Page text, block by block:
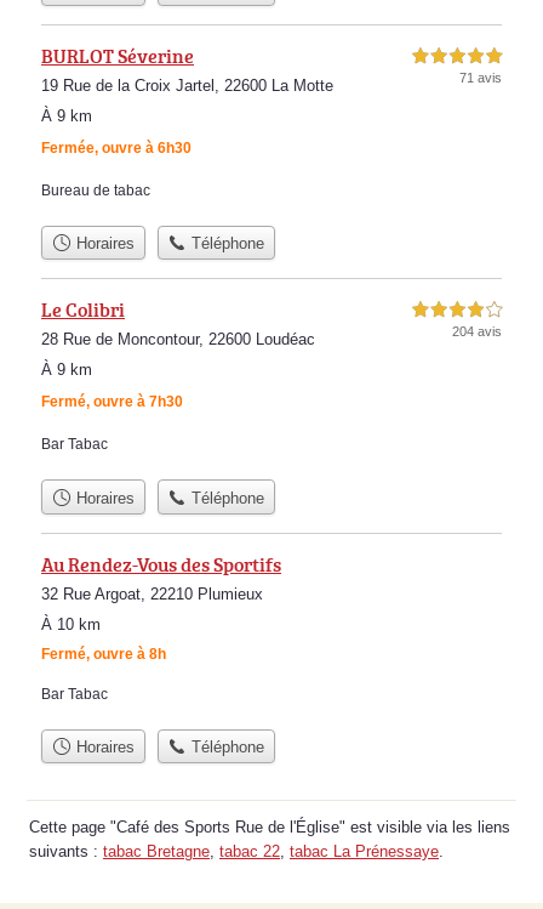
BURLOT Séverine
19 Rue de la Croix Jartel, 22600 La Motte
À 9 km
Fermée, ouvre à 6h30
5,0 étoiles sur 5
71 avis
Bureau de tabac
Horaires Téléphone
Le Colibri
28 Rue de Moncontour, 22600 Loudéac
À 9 km
Fermé, ouvre à 7h30
4,0 étoiles sur 5
204 avis
Bar Tabac
Horaires Téléphone
Au Rendez-Vous des Sportifs
32 Rue Argoat, 22210 Plumieux
À 10 km
Fermé, ouvre à 8h
Bar Tabac
Horaires Téléphone
Cette page "Café des Sports Rue de l'Église" est visible via les liens
suivants : tabac Bretagne, tabac 22, tabac La Prénessaye.